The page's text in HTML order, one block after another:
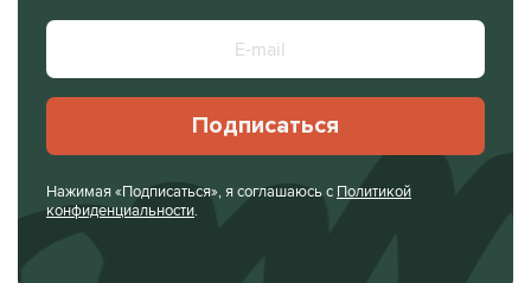
Подписаться
Нажимая «Подписаться», я соглашаюсь с Политикой
конфиденциальности.